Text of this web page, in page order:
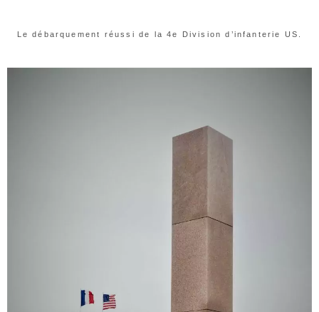
Le débarquement réussi de la 4e Division d’infanterie US.